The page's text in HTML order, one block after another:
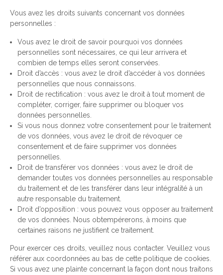
Vous avez les droits suivants concernant vos données
personnelles :
Vous avez le droit de savoir pourquoi vos données
personnelles sont nécessaires, ce qui leur arrivera et
combien de temps elles seront conservées.
Droit d’accès : vous avez le droit d’accéder à vos données
personnelles que nous connaissons.
Droit de rectification : vous avez le droit à tout moment de
compléter, corriger, faire supprimer ou bloquer vos
données personnelles.
Si vous nous donnez votre consentement pour le traitement
de vos données, vous avez le droit de révoquer ce
consentement et de faire supprimer vos données
personnelles.
Droit de transférer vos données : vous avez le droit de
demander toutes vos données personnelles au responsable
du traitement et de les transférer dans leur intégralité à un
autre responsable du traitement.
Droit d’opposition : vous pouvez vous opposer au traitement
de vos données. Nous obtempérerons, à moins que
certaines raisons ne justifient ce traitement.
Pour exercer ces droits, veuillez nous contacter. Veuillez vous
référer aux coordonnées au bas de cette politique de cookies.
Si vous avez une plainte concernant la façon dont nous traitons